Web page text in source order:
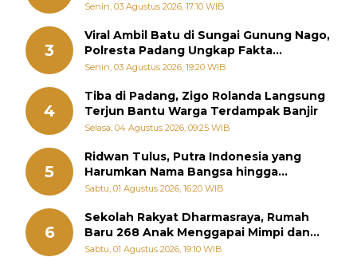
Senin, 03 Agustus 2026, 17:10 WIB
3
Viral Ambil Batu di Sungai Gunung Nago,
Polresta Padang Ungkap Fakta
Sebenarnya
Senin, 03 Agustus 2026, 19:20 WIB
4
Tiba di Padang, Zigo Rolanda Langsung
Terjun Bantu Warga Terdampak Banjir
Selasa, 04 Agustus 2026, 09:25 WIB
5
Ridwan Tulus, Putra Indonesia yang
Harumkan Nama Bangsa hingga
Diabadikan dalam Buku Jepang
Sabtu, 01 Agustus 2026, 16:20 WIB
6
Sekolah Rakyat Dharmasraya, Rumah
Baru 268 Anak Menggapai Mimpi dan
Memutus Rantai Kemiskinan
Sabtu, 01 Agustus 2026, 19:10 WIB